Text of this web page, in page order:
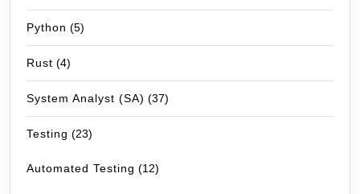
Python (5)
Rust (4)
System Analyst (SA) (37)
Testing (23)
Automated Testing (12)